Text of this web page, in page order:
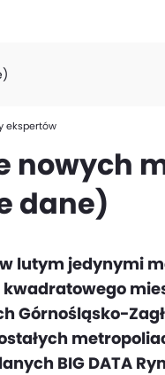
ekspertów
nowych
dane)
lutym jedynymi
Górnośląsko-
BIG DATA